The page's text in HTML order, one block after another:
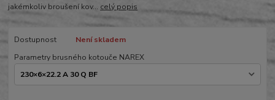
jakémkoliv broušení kov... celý popis
Dostupnost
Není skladem
Parametry brusného kotouče NAREX